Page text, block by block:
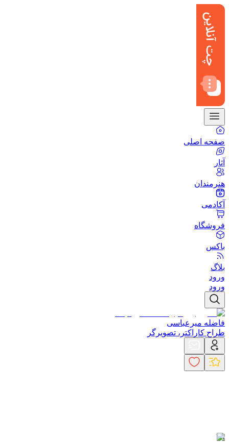
صفحه اصلی
آثار
هنرمندان
آکادمی
فروشگاه
باکس
بلاگ
ورود
ورود
فاضله میرعباسی
طراح کاراکتر، تصویرگر
VI